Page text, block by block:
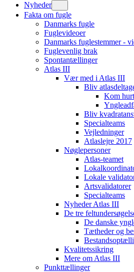
Nyheder
Fakta om fugle
Danmarks fugle
Fuglevideoer
Danmarks fuglestemmer -
Fuglevenlig brak
Spontantællinger
Atlas III
Vær med i Atlas III
Bliv
Kom
Bliv
Specialteams
Vejledninger
Atlaslejre 2017
Nøglepersoner
Atlas-teamet
Lokale
Artsvalidatorer
Specialteams
Nyheder Atlas III
De tre
De danske
Tætheder og
Kvalitetssikring
Mere om Atlas III
Punkttællinger